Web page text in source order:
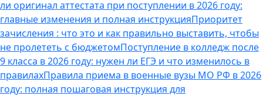
ли оригинал аттестата при поступлении в 2026 году:
главные изменения и полная инструкцияПриоритет
зачисления : что это и как правильно выставить, чтобы
не пролететь с бюджетомПоступление в колледж после
9 класса в 2026 году: нужен ли ЕГЭ и что изменилось в
правилахПравила приема в военные вузы МО РФ в 2026
году: полная пошаговая инструкция для